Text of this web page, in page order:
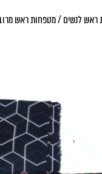
ראש לנשים/מטפחות ראש